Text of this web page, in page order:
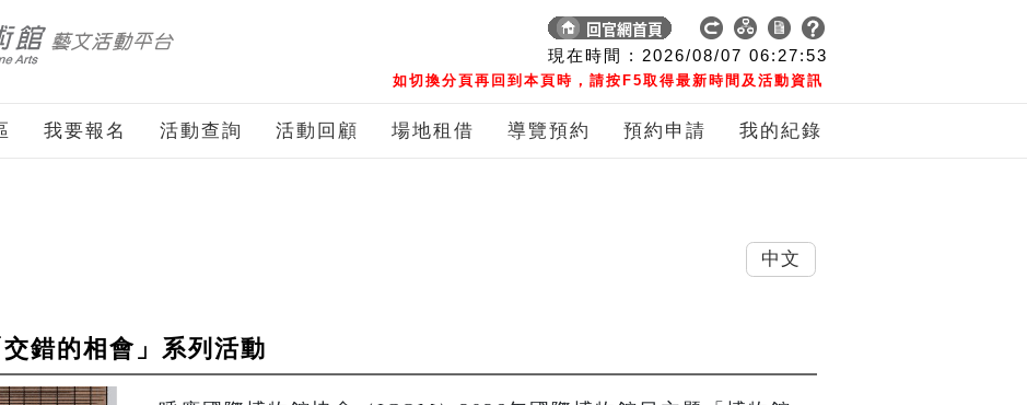
現在時間 : 2026/08/07 06:27:54
如切換分頁再回到本頁時，請按F5取得最新時間及活動資訊
我要報名 活動查詢 活動回顧 場地租借 導覽預約 預約申請 我的紀錄
錯的相會」系列活動